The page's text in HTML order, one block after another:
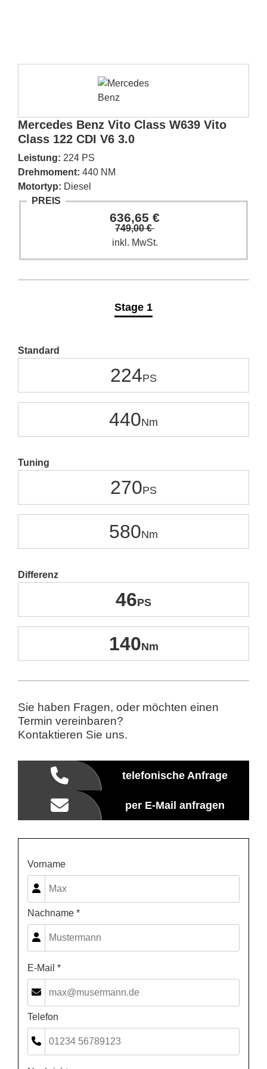
Mercedes Benz Vito Class W639 Vito
Class 122 CDI V6 3.0
Leistung: 224 PS
Drehmoment: 440 NM
Motortyp: Diesel
PREIS
636,65 €
749,00 €
inkl. MwSt.
Stage 1
Standard
224
440
Tuning
270
580
Differenz
46
140
Sie haben Fragen, oder möchten einen
Termin vereinbaren?
Kontaktieren Sie uns.
telefonische Anfrage
per E-Mail anfragen
Vorname
Nachname *
E-Mail *
Telefon